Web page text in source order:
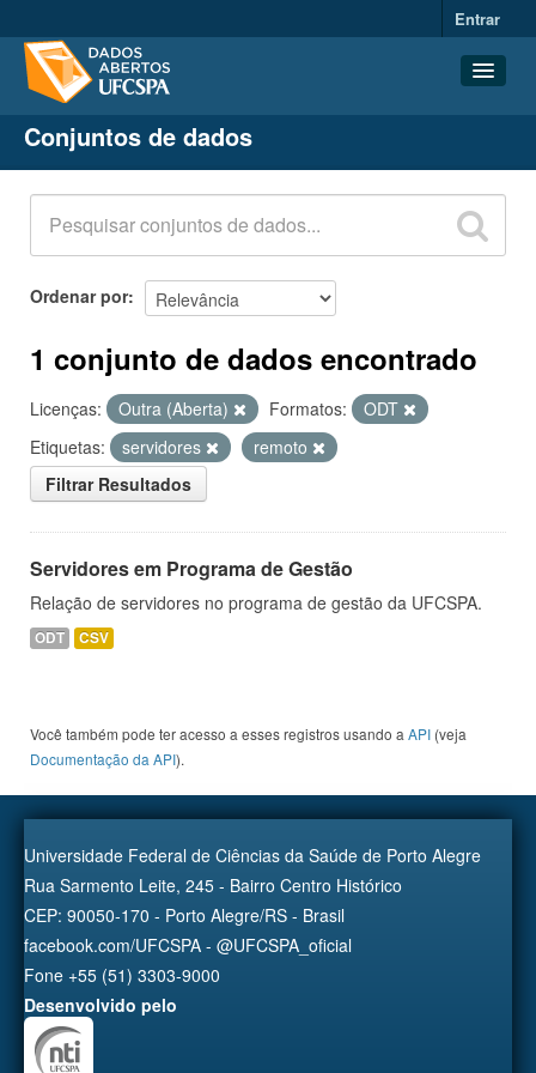
Entrar
Conjuntos de dados
Organizações
Grupos
Sobre
Conjuntos de dados
Ordenar por
1 conjunto de dados encontrado
Licenças: Outra (Aberta) Formatos:
ODT
Etiquetas:
servidores
remoto
Filtrar Resultados
Servidores em Programa de Gestão
Relação de servidores no programa de gestão da UFCSPA.
ODT CSV
Você também pode ter acesso a esses registros usando a API (veja
Documentação da API).
Universidade Federal de Ciências da Saúde de Porto Alegre
Rua Sarmento Leite, 245 - Bairro Centro Histórico
CEP: 90050-170 - Porto Alegre/RS - Brasil
facebook.com/UFCSPA - @UFCSPA_oficial
Fone +55 (51) 3303-9000
Desenvolvido pelo